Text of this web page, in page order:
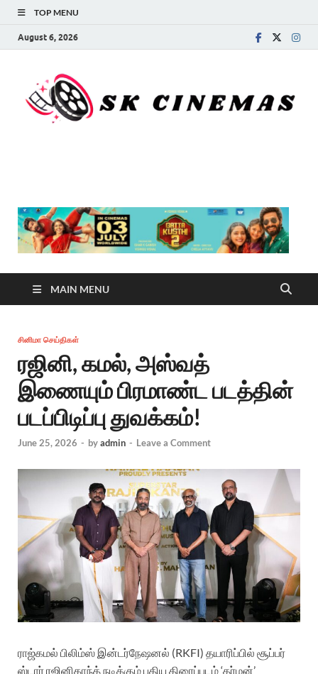
TOP MENU
August 6, 2026
MAIN MENU
சினிமா செய்திகள்
ரஜினி, கமல், அஸ்வத்
இணையும் பிரமாண்ட படத்தின்
படப்பிடிப்பு துவக்கம்!
June 25, 2026 - byadmin - Leave a Comment
ராஜ்கமல் பிலிம்ஸ் இன்டர்நேஷனல் (RKFI) தயாரிப்பில் சூப்பர்
ஸ்டார் ரஜினிகாந்த் நடிக்கும் புதிய திரைப்படம் ‘தர்மன்’